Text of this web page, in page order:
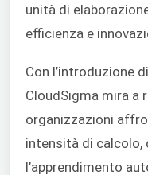
unità di
efficienza e
Con l’introduzione
CloudSigma mira a
organizzazioni
intensità di calcolo,
l’apprendimento